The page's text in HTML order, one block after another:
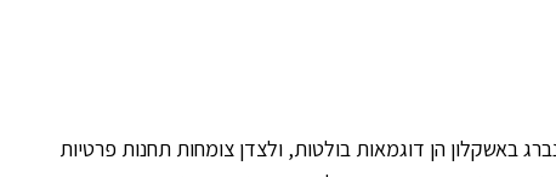
באשקלון הן דוגמאות בולטות, ולצדן צומחות תחנות פרטיות